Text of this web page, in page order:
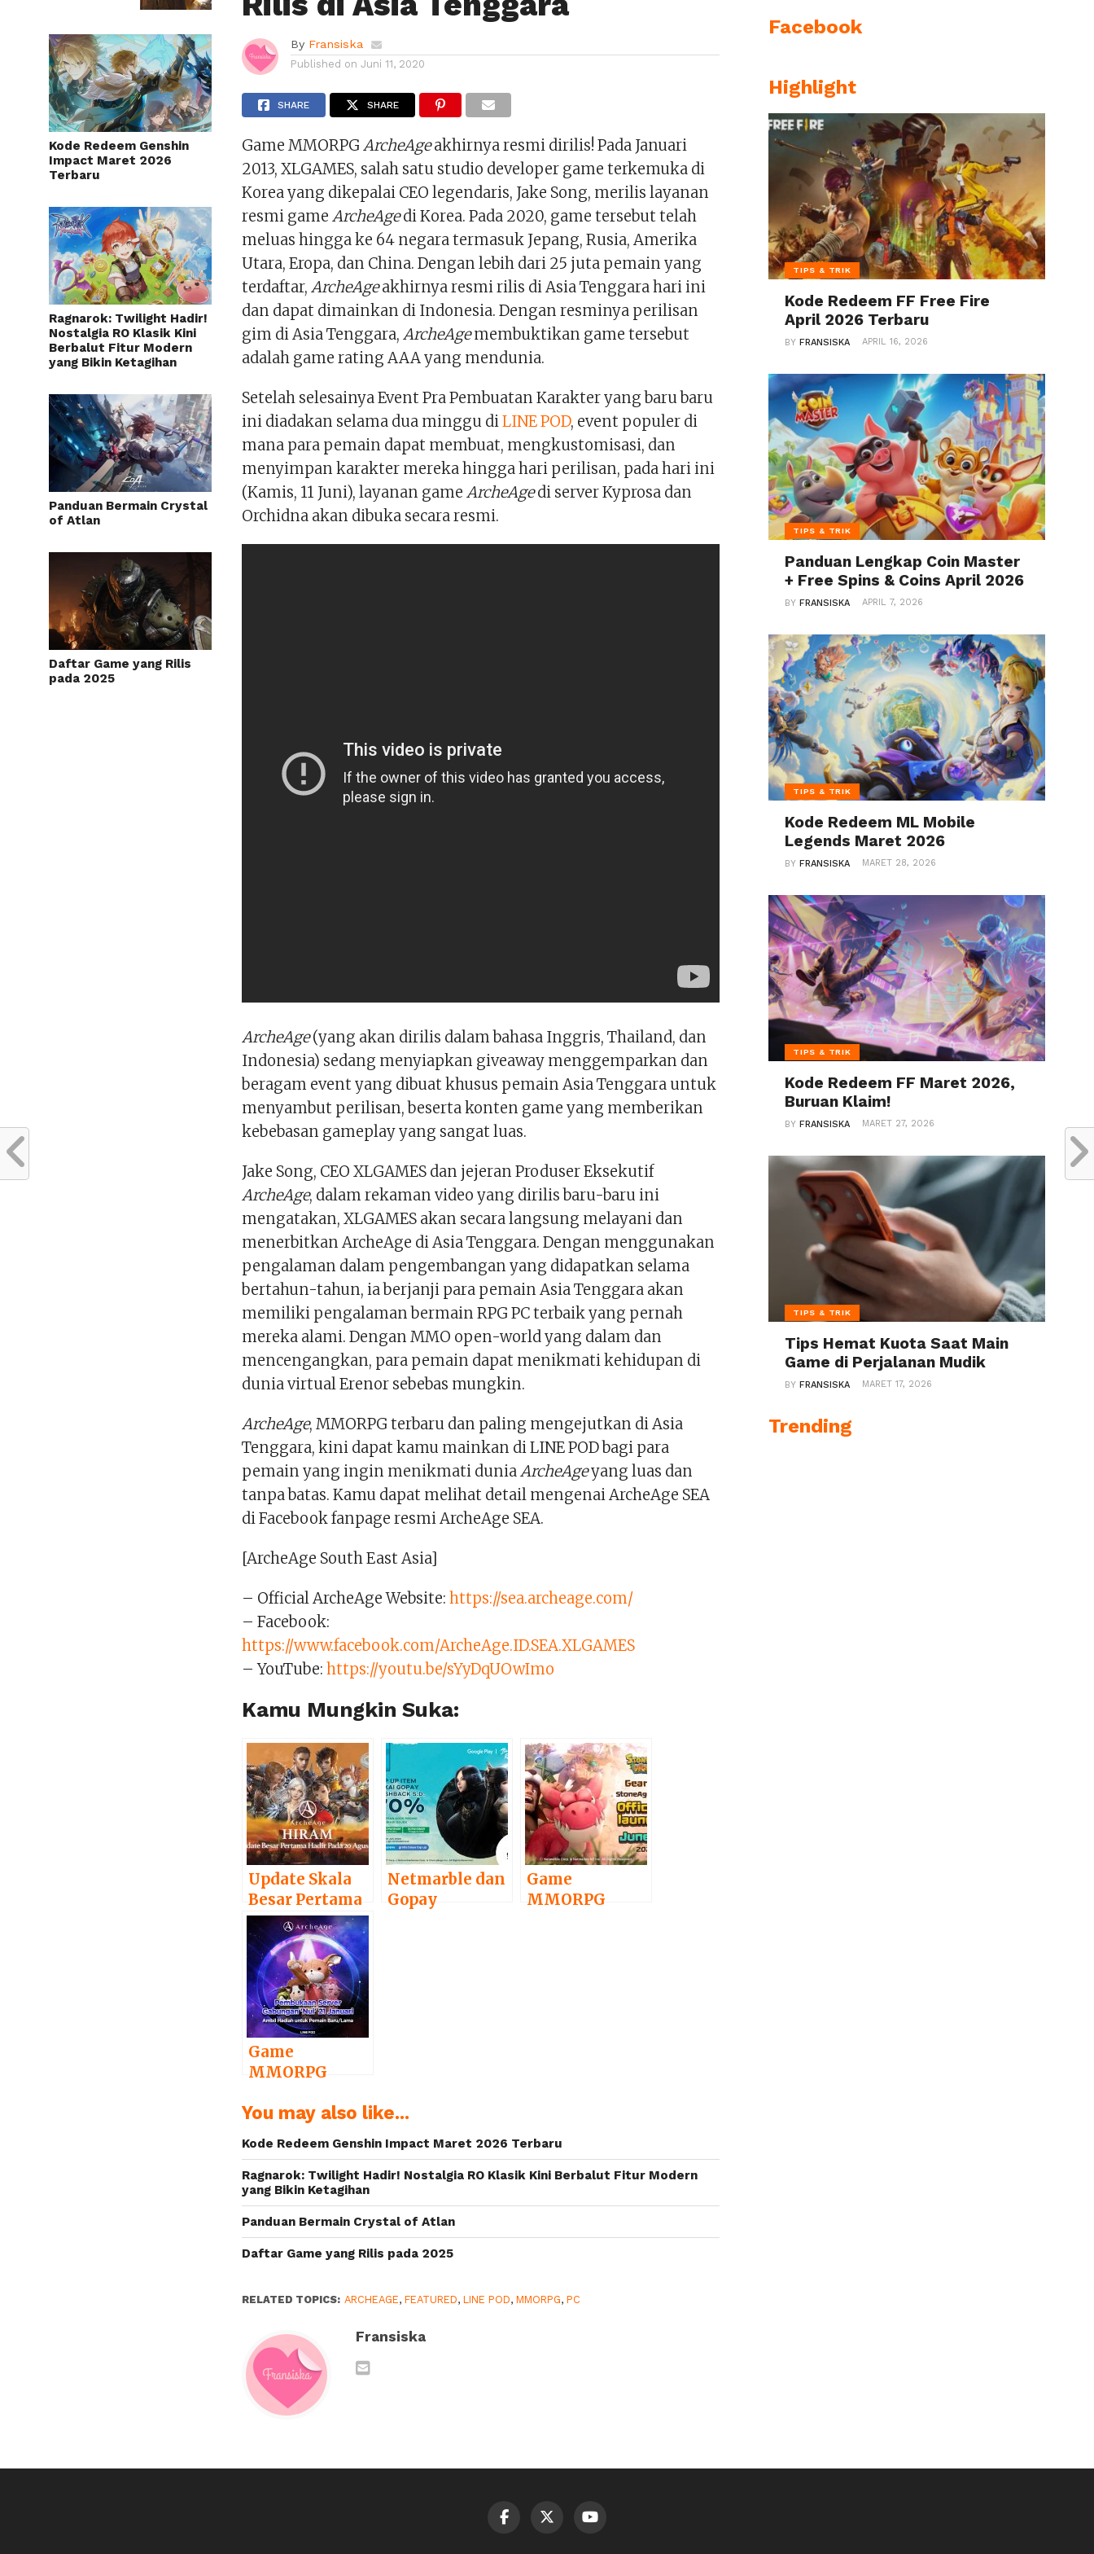
Kode Redeem Genshin
Impact Maret 2026
Terbaru
Ragnarok: Twilight Hadir!
Nostalgia RO Klasik Kini
Berbalut Fitur Modern
yang Bikin Ketagihan
Panduan Bermain Crystal
of Atlan
Daftar Game yang Rilis
pada 2025
By Fransiska
Published on Juni 11, 2020
SHARE SHARE
Game MMORPGArcheAgeakhirnya resmi dirilis! Pada Januari
2013, XLGAMES, salah satu studio developer game terkemuka di
Korea yang dikepalai CEO legendaris, Jake Song, merilis layanan
resmi gameArcheAgedi Korea. Pada 2020, game tersebut telah
meluas hingga ke 64 negara termasuk Jepang, Rusia, Amerika
Utara, Eropa, dan China. Dengan lebih dari 25 juta pemain yang
terdaftar,ArcheAgeakhirnya resmi rilis di Asia Tenggara hari ini
dan dapat dimainkan di Indonesia. Dengan resminya perilisan
gim di Asia Tenggara,ArcheAgemembuktikan game tersebut
adalah game rating AAA yang mendunia.
Setelah selesainya Event Pra Pembuatan Karakter yang baru baru
ini diadakan selama dua minggu diLINE POD, event populer di
mana para pemain dapat membuat, mengkustomisasi, dan
menyimpan karakter mereka hingga hari perilisan, pada hari ini
(Kamis, 11 Juni), layanan gameArcheAgedi server Kyprosa dan
Orchidna akan dibuka secara resmi.
ArcheAge(yang akan dirilis dalam bahasa Inggris, Thailand, dan
Indonesia) sedang menyiapkan giveaway menggemparkan dan
beragam event yang dibuat khusus pemain Asia Tenggara untuk
menyambut perilisan, beserta konten game yang memberikan
kebebasan gameplay yang sangat luas.
Jake Song, CEO XLGAMES dan jejeran Produser Eksekutif
ArcheAge, dalam rekaman video yang dirilis baru-baru ini
mengatakan, XLGAMES akan secara langsung melayani dan
menerbitkan ArcheAge di Asia Tenggara. Dengan menggunakan
pengalaman dalam pengembangan yang didapatkan selama
bertahun-tahun, ia berjanji para pemain Asia Tenggara akan
memiliki pengalaman bermain RPG PC terbaik yang pernah
mereka alami. Dengan MMO open-world yang dalam dan
mencengangkan, para pemain dapat menikmati kehidupan di
dunia virtual Erenor sebebas mungkin.
ArcheAge, MMORPG terbaru dan paling mengejutkan di Asia
Tenggara, kini dapat kamu mainkan di LINE POD bagi para
pemain yang ingin menikmati duniaArcheAgeyang luas dan
tanpa batas. Kamu dapat melihat detail mengenai ArcheAge SEA
di Facebook fanpage resmi ArcheAge SEA.
[ArcheAge South East Asia]
– Official ArcheAge Website: https://sea.archeage.com/
– Facebook:
https://www.facebook.com/ArcheAge.ID.SEA.XLGAMES
– YouTube:https://youtu.be/sYyDqUOwImo
Kamu Mungkin Suka:
Update Skala
Besar Pertama
untuk
ArcheAge telah
Dirilis
Netmarble dan
Gopay
Game
MMORPG
Game
MMORPG
Luncurkan
dan Bagi-Bagi
Bonus Bagi
Gamer
You may also like...
Kode Redeem Genshin Impact Maret 2026 Terbaru
Ragnarok: Twilight Hadir! Nostalgia RO Klasik Kini Berbalut Fitur Modern
yang Bikin Ketagihan
Panduan Bermain Crystal of Atlan
Daftar Game yang Rilis pada 2025
RELATED TOPICS: ARCHEAGE,FEATURED,LINE POD,MMORPG,PC
Fransiska
Facebook
Highlight
TIPS & TRIK
Kode Redeem FF Free Fire
April 2026 Terbaru
BYFRANSISKA APRIL 16, 2026
TIPS & TRIK
Panduan Lengkap Coin Master
+ Free Spins & Coins April 2026
BYFRANSISKA APRIL 7, 2026
TIPS & TRIK
Kode Redeem ML Mobile
Legends Maret 2026
BYFRANSISKA MARET 28, 2026
TIPS & TRIK
Kode Redeem FF Maret 2026,
Buruan Klaim!
BYFRANSISKA MARET 27, 2026
TIPS & TRIK
Tips Hemat Kuota Saat Main
Game di Perjalanan Mudik
BYFRANSISKA MARET 17, 2026
Trending